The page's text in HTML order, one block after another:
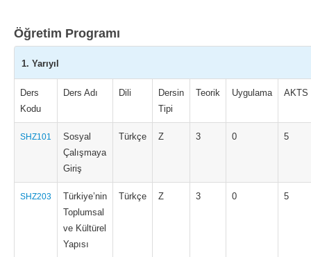
Öğretim Programı
1. Yarıyıl
Ders
Kodu
Ders Adı Dili
Dersin
Tipi
Teorik Uygulama AKTS
SHZ101
Sosyal
Çalışmaya
Giriş
Türkçe Z 3 0 5
SHZ203
Türkiye’nin
Toplumsal
ve Kültürel
Yapısı
Türkçe Z 3 0 5